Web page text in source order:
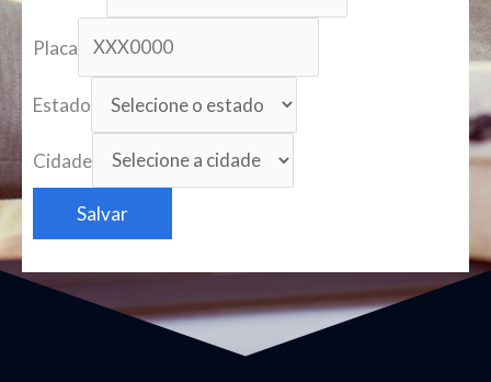
Placa
Estado
Cidade
Salvar